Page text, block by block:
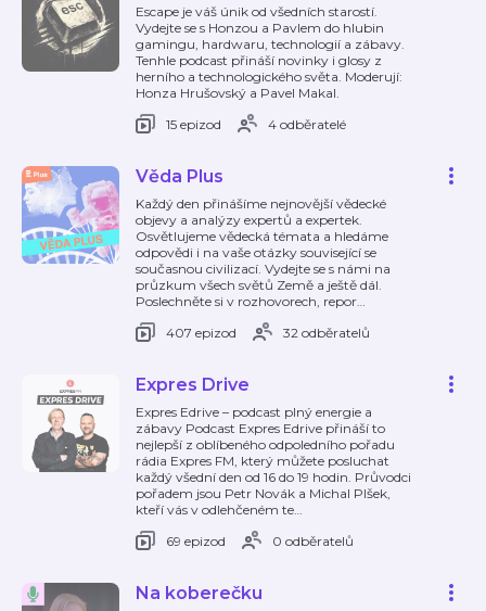
Escape je váš únik od všedních starostí.
Vydejte se s Honzou a Pavlem do hlubin
gamingu, hardwaru, technologií a zábavy.
Tenhle podcast přináší novinky i glosy z
herního a technologického světa. Moderují:
Honza Hrušovský a Pavel Makal.
15 epizod
4 odběratelé
Věda Plus
Každý den přinášíme nejnovější vědecké
objevy a analýzy expertů a expertek.
Osvětlujeme vědecká témata a hledáme
odpovědi i na vaše otázky související se
současnou civilizací. Vydejte se s námi na
průzkum všech světů Země a ještě dál.
Poslechněte si v rozhovorech, repor…
407 epizod
32 odběratelů
Expres Drive
Expres Edrive – podcast plný energie a
zábavy Podcast Expres Edrive přináší to
nejlepší z oblíbeného odpoledního pořadu
rádia Expres FM, který můžete posluchat
každý všední den od 16 do 19 hodin. Průvodci
pořadem jsou Petr Novák a Michal Plšek,
kteří vás v odlehčeném te…
69 epizod
0 odběratelů
Na koberečku